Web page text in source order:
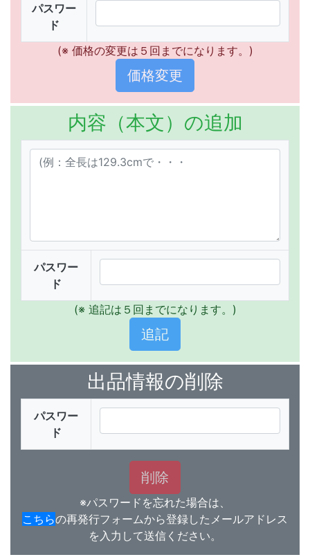
パスワー
ド
(※ 価格の変更は５回までになります。)
内容（本文）の追加
パスワー
ド
(※ 追記は５回までになります。)
出品情報の削除
パスワー
ド
※パスワードを忘れた場合は、
こちらの再発行フォームから登録したメールアドレス
を入力して送信ください。